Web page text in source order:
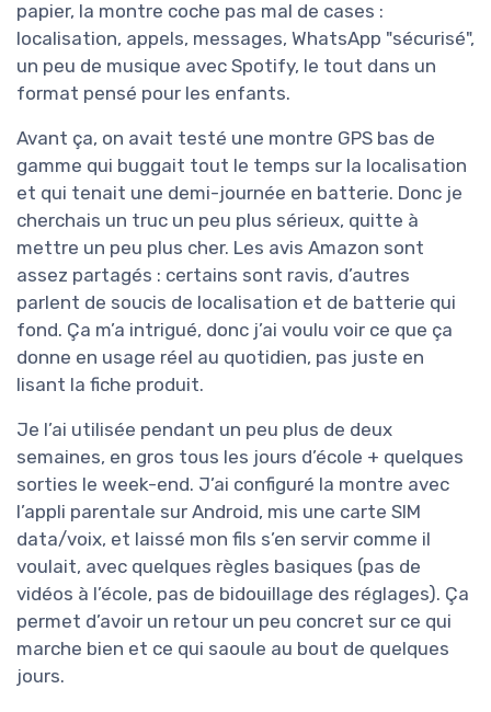
papier, la montre coche pas mal de cases :
localisation, appels, messages, WhatsApp "sécurisé",
un peu de musique avec Spotify, le tout dans un
format pensé pour les enfants.
Avant ça, on avait testé une montre GPS bas de
gamme qui buggait tout le temps sur la localisation
et qui tenait une demi-journée en batterie. Donc je
cherchais un truc un peu plus sérieux, quitte à
mettre un peu plus cher. Les avis Amazon sont
assez partagés : certains sont ravis, d’autres
parlent de soucis de localisation et de batterie qui
fond. Ça m’a intrigué, donc j’ai voulu voir ce que ça
donne en usage réel au quotidien, pas juste en
lisant la fiche produit.
Je l’ai utilisée pendant un peu plus de deux
semaines, en gros tous les jours d’école + quelques
sorties le week-end. J’ai configuré la montre avec
l’appli parentale sur Android, mis une carte SIM
data/voix, et laissé mon fils s’en servir comme il
voulait, avec quelques règles basiques (pas de
vidéos à l’école, pas de bidouillage des réglages). Ça
permet d’avoir un retour un peu concret sur ce qui
marche bien et ce qui saoule au bout de quelques
jours.